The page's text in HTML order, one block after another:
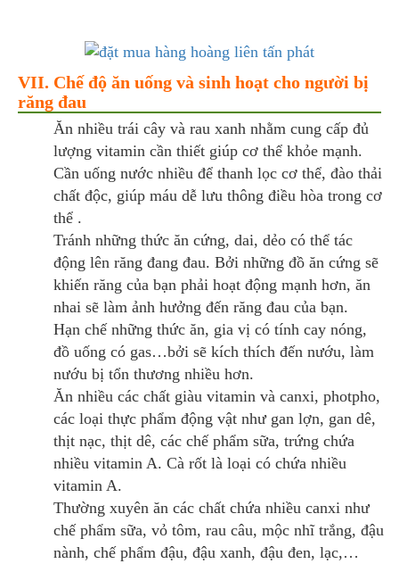
VII. Chế độ ăn uống và sinh hoạt cho người bị
răng đau
Ăn nhiều trái cây và rau xanh nhằm cung cấp đủ
lượng vitamin cần thiết giúp cơ thể khỏe mạnh.
Cần uống nước nhiều để thanh lọc cơ thể, đào thải
chất độc, giúp máu dễ lưu thông điều hòa trong cơ
thể .
Tránh những thức ăn cứng, dai, dẻo có thể tác
động lên răng đang đau. Bởi những đồ ăn cứng sẽ
khiến răng của bạn phải hoạt động mạnh hơn, ăn
nhai sẽ làm ảnh hưởng đến răng đau của bạn.
Hạn chế những thức ăn, gia vị có tính cay nóng,
đồ uống có gas…bởi sẽ kích thích đến nướu, làm
nướu bị tổn thương nhiều hơn.
Ăn nhiều các chất giàu vitamin và canxi, photpho,
các loại thực phẩm động vật như gan lợn, gan dê,
thịt nạc, thịt dê, các chế phẩm sữa, trứng chứa
nhiều vitamin A. Cà rốt là loại có chứa nhiều
vitamin A.
Thường xuyên ăn các chất chứa nhiều canxi như
chế phẩm sữa, vỏ tôm, rau câu, mộc nhĩ trắng, đậu
nành, chế phẩm đậu, đậu xanh, đậu đen, lạc,…